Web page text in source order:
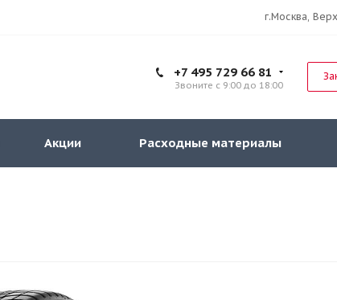
+7 495 729 66 81
Звоните с 9:00 до 18:00
Акции Расходные материалы